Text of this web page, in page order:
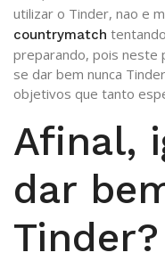
utilizar o Tinder, nao e
countrymatch
preparando, pois neste
se dar bem nunca
objetivos que tanto
Afinal,
dar
Tinder?